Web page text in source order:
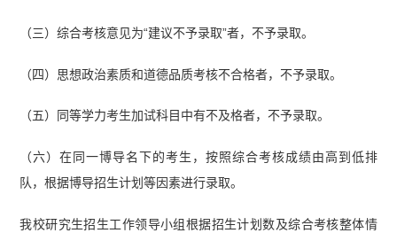
（三）综合考核意见为“建议不予录取”者，不予录取。
（四）思想政治素质和道德品质考核不合格者，不予录取。
（五）同等学力考生加试科目中有不及格者，不予录取。
（六）在同一博导名下的考生，按照综合考核成绩由高到低排
队，根据博导招生计划等因素进行录取。
我校研究生招生工作领导小组根据招生计划数及综合考核整体情